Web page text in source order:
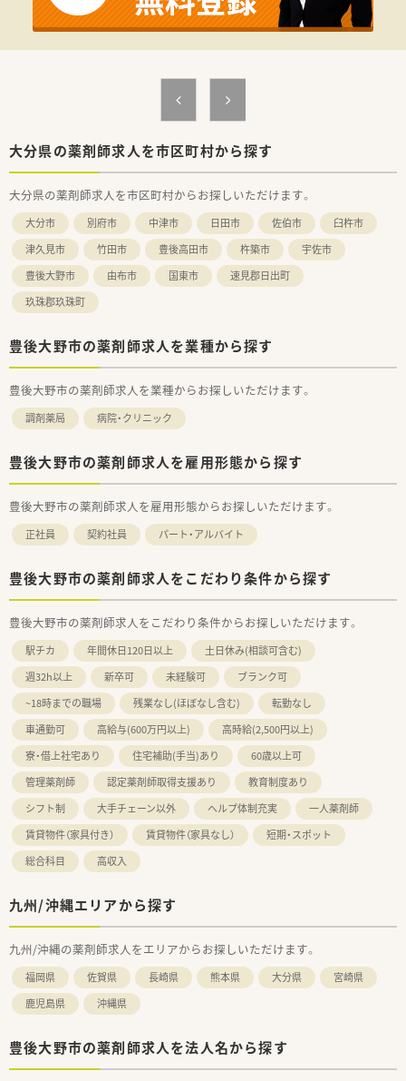
築しております。
大分県の薬剤師求人を市区町村から探す
大分県の薬剤師求人を市区町村からお探しいただけます。
大分市 別府市 中津市 日田市 佐伯市
臼杵市
津久見市
竹田市 豊後高田市 杵築市
宇佐市
豊後大野市
由布市 国東市
速見郡日出町
玖珠郡玖珠町
豊後大野市の薬剤師求人を業種から探す
豊後大野市の薬剤師求人を業種からお探しいただけます。
調剤薬局 病院・クリニック
豊後大野市の薬剤師求人を雇用形態から探す
豊後大野市の薬剤師求人を雇用形態からお探しいただけます。
正社員 契約社員 パート・アルバイト
豊後大野市の薬剤師求人をこだわり条件から探す
豊後大野市の薬剤師求人をこだわり条件からお探しいただけます。
駅チカ 年間休日120日以上
土日休み(相談可含む)
週32h以上
新卒可 未経験可
ブランク可
~18時までの職場
残業なし(ほぼなし含む)
転勤なし
車通勤可
高給与(600万円以上)
高時給(2,500円以上)
寮・借上社宅あり
住宅補助(手当)あり
60歳以上可
管理薬剤師
認定薬剤師取得支援あり
教育制度あり
シフト制
大手チェーン以外 ヘルプ体制充実
一人薬剤師
賃貸物件（家具付き）
賃貸物件（家具なし）
短期・スポット
総合科目
高収入
九州/沖縄エリアから探す
九州/沖縄の薬剤師求人をエリアからお探しいただけます。
福岡県 佐賀県 長崎県 熊本県 大分県
宮崎県
鹿児島県
沖縄県
豊後大野市の薬剤師求人を法人名から探す